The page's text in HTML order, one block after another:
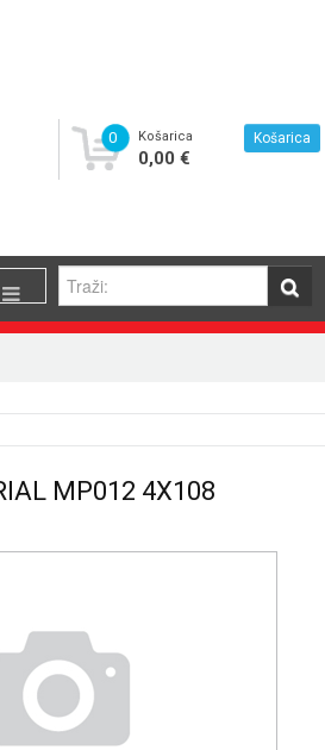
0 Košarica
0,00 €
Košarica
MP012 4X108